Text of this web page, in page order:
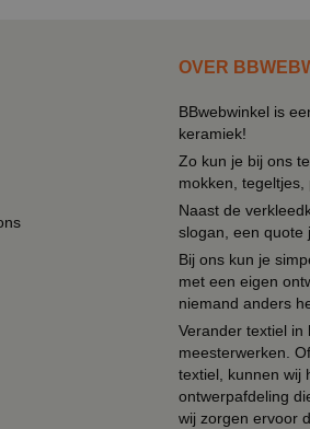
OVER
BBwebwinkel is
keramiek!
Zo kun je bij ons
mokken, tegeltjes,
Naast de
slogan, een quote
Bij ons kun je
met een eigen
niemand anders
Verander textiel in
meesterwerken.
textiel, kunnen wij
ontwerpafdeling
wij zorgen ervoor